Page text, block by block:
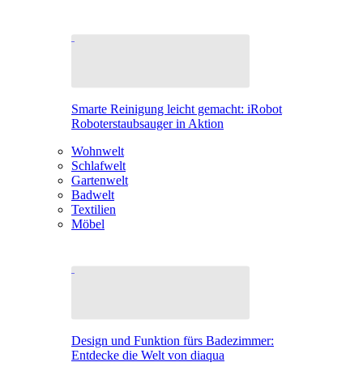
Smarte Reinigung leicht gemacht: iRobot
Roboterstaubsauger in Aktion
Wohnwelt
Schlafwelt
Gartenwelt
Badwelt
Textilien
Möbel
Design und Funktion fürs Badezimmer:
Entdecke die Welt von diaqua